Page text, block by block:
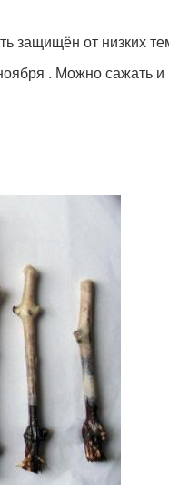
защищён от низких
. Можно сажать и